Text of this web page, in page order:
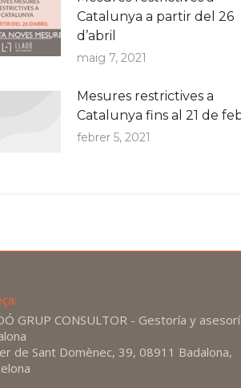
Catalunya a partir del 26
d’abril
maig 7, 2021
Mesures restrictives a
Catalunya fins al 21 de
febrer 5, 2021
GRUP CONSULTOR - Gestoría y
de Sant Domènec, 39, 08911 Badalona,